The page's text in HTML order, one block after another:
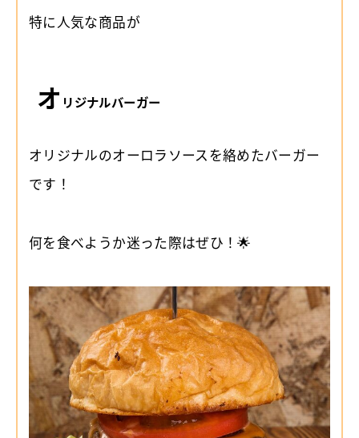
特に人気な商品が
オ リジナルバーガー
オリジナルのオーロラソースを絡めたバーガー
です！
何を食べようか迷った際はぜひ！🌟